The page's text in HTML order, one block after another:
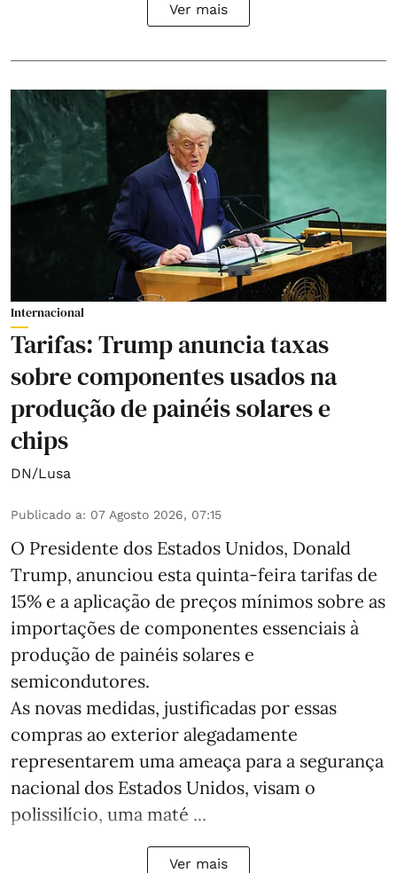
Ver mais
Internacional
Tarifas: Trump anuncia taxas
sobre componentes usados na
produção de painéis solares e
chips
DN/Lusa
Publicado a: 07 Agosto 2026, 07:15
O Presidente dos Estados Unidos, Donald
Trump, anunciou esta quinta-feira tarifas de
15% e a aplicação de preços mínimos sobre as
importações de componentes essenciais à
produção de painéis solares e
semicondutores.
As novas medidas, justificadas por essas
compras ao exterior alegadamente
representarem uma ameaça para a segurança
nacional dos Estados Unidos, visam o
polissilício, uma maté ...
Ver mais